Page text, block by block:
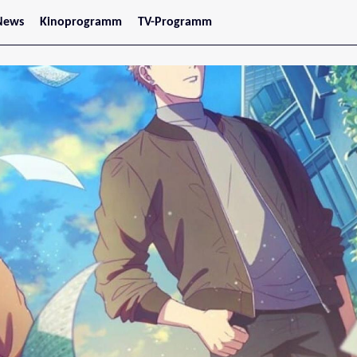
Kinoprogramm
Jetzt im Kino
Wien
Niederösterreich
Oberösterreich
Steiermark
Burgenland
Kärnten
Salzburg
Tirol
Vorarlberg
TV-Programm